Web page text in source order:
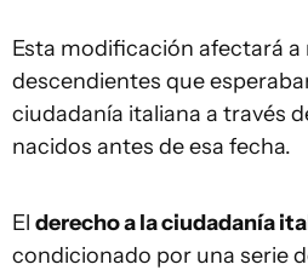
Esta modificación afectará a
descendientes que
ciudadanía italiana a través
nacidos antes de esa fecha.
El derecho a la ciudadanía
condicionado por una serie